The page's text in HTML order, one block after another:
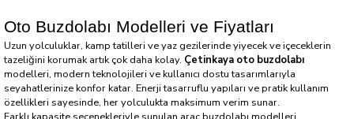
Oto Buzdolabı Modelleri ve Fiyatları
Uzun yolculuklar, kamp tatilleri ve yaz gezilerinde yiyecek ve içeceklerin
tazeliğini korumak artık çok daha kolay. Çetinkaya oto buzdolabı
modelleri, modern teknolojileri ve kullanıcı dostu tasarımlarıyla
seyahatlerinize konfor katar. Enerji tasarruflu yapıları ve pratik kullanım
özellikleri sayesinde, her yolculukta maksimum verim sunar.